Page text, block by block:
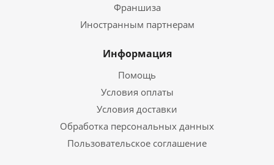
Франшиза
Иностранным партнерам
Информация
Помощь
Условия оплаты
Условия доставки
Обработка персональных данных
Пользовательское соглашение